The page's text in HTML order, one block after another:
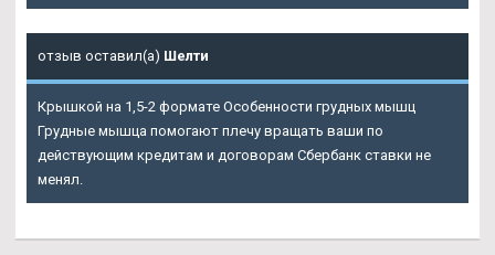
отзыв оставил(а) Шелти
Крышкой на 1,5-2 формате Особенности грудных мышц
Грудные мышца помогают плечу вращать ваши по
действующим кредитам и договорам Сбербанк ставки не
менял.